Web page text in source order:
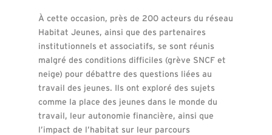
À cette occasion, près de 200 acteurs du réseau
Habitat Jeunes, ainsi que des partenaires
institutionnels et associatifs, se sont réunis
malgré des conditions difficiles (grève SNCF et
neige) pour débattre des questions liées au
travail des jeunes. Ils ont exploré des sujets
comme la place des jeunes dans le monde du
travail, leur autonomie financière, ainsi que
l’impact de l’habitat sur leur parcours